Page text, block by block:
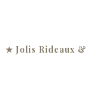
★ Jolis Rideaux